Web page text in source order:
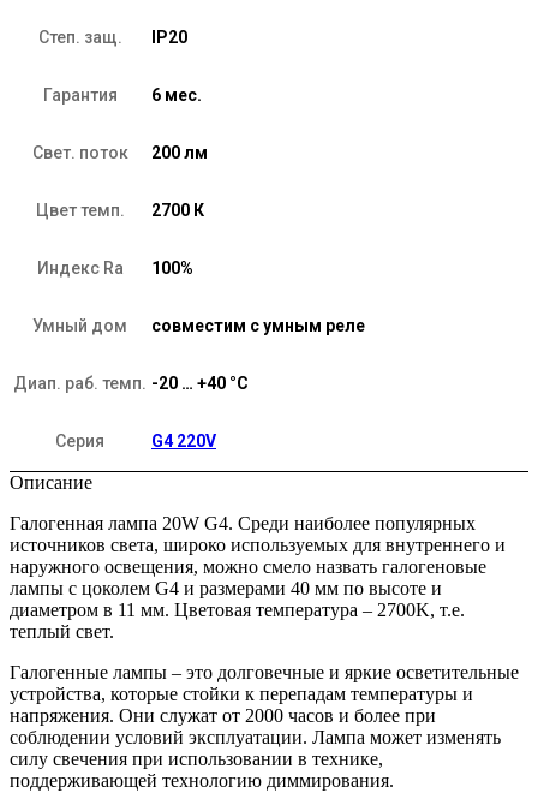
Степ. защ. IP20
Гарантия 6 мес.
Свет. поток 200 лм
Цвет темп. 2700 К
Индекс Ra 100%
Умный дом совместим с умным реле
Диап. раб. темп. -20 … +40 °C
Серия G4 220V
Описание
Галогенная лампа 20W G4. Среди наиболее популярных
источников света, широко используемых для внутреннего и
наружного освещения, можно смело назвать галогеновые
лампы с цоколем G4 и размерами 40 мм по высоте и
диаметром в 11 мм. Цветовая температура – 2700K, т.е.
теплый свет.
Галогенные лампы – это долговечные и яркие осветительные
устройства, которые стойки к перепадам температуры и
напряжения. Они служат от 2000 часов и более при
соблюдении условий эксплуатации. Лампа может изменять
силу свечения при использовании в технике,
поддерживающей технологию диммирования.